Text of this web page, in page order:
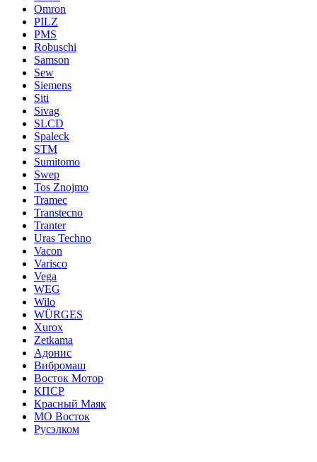
Omron
PILZ
PMS
Robuschi
Samson
Sew
Siemens
Siti
Sivag
SLCD
Spaleck
STM
Sumitomo
Swep
Tos Znojmo
Tramec
Transtecno
Tranter
Uras Techno
Vacon
Varisco
Vega
WEG
Wilo
WÜRGES
Xurox
Zetkama
Адонис
Вибромаш
Восток Мотор
КПСР
Красный Маяк
МО Восток
Русэлком